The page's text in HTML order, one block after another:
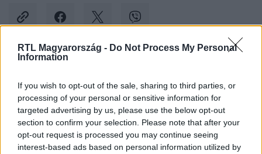
RTL Magyarország - Do Not Process My Personal
Information
If you wish to opt-out of the sale, sharing to third parties, or
processing of your personal or sensitive information for
targeted advertising by us, please use the below opt-out
section to confirm your selection. Please note that after your
opt-out request is processed you may continue seeing
interest-based ads based on personal information utilized by
Facebookon is!